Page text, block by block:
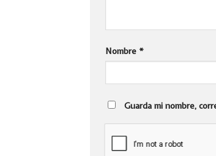
Nombre *
Guarda mi nombre,